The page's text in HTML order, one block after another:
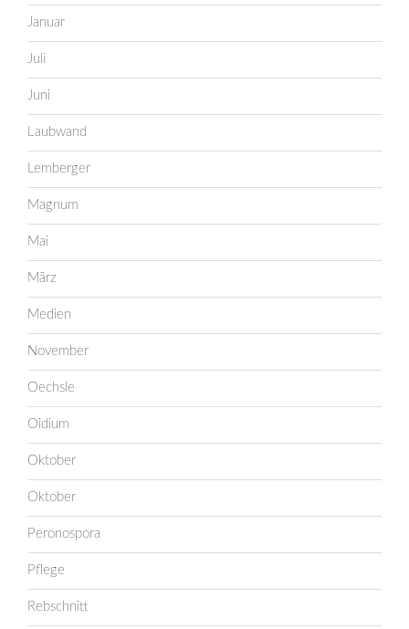
Januar
Juli
Juni
Laubwand
Lemberger
Magnum
Mai
März
Medien
November
Oechsle
Oidium
Oktober
Oktober
Peronospora
Pflege
Rebschnitt